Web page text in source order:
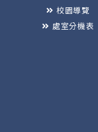
校園導覽
處室分機表